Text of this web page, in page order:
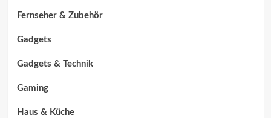
Fernseher & Zubehör
Gadgets
Gadgets & Technik
Gaming
Haus & Küche